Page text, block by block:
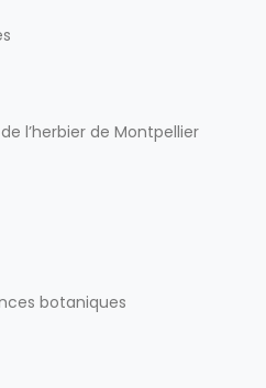
l’herbier de Montpellier
botaniques